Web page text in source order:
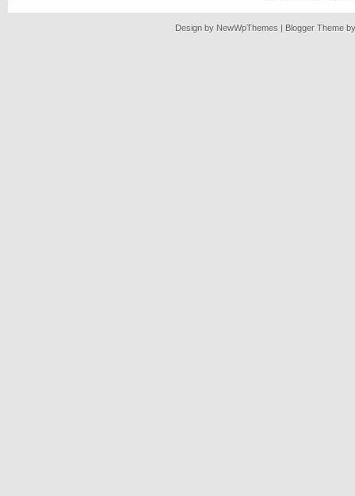
Design by NewWpThemes | Blogger Theme